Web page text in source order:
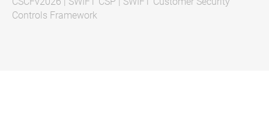
Controls Framework